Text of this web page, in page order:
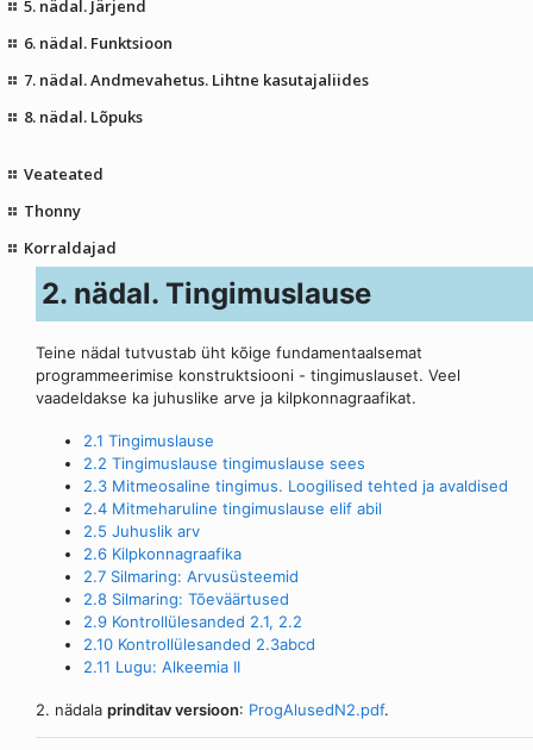
5. nädal. Järjend
6. nädal. Funktsioon
7. nädal. Andmevahetus. Lihtne kasutajaliides
8. nädal. Lõpuks
Veateated
Thonny
Korraldajad
2. nädal. Tingimuslause
Teine nädal tutvustab üht kõige fundamentaalsemat
programmeerimise konstruktsiooni - tingimuslauset. Veel
vaadeldakse ka juhuslike arve ja kilpkonnagraafikat.
2.1 Tingimuslause
2.2 Tingimuslause tingimuslause sees
2.3 Mitmeosaline tingimus. Loogilised tehted ja avaldised
2.4 Mitmeharuline tingimuslause elif abil
2.5 Juhuslik arv
2.6 Kilpkonnagraafika
2.7 Silmaring: Arvusüsteemid
2.8 Silmaring: Tõeväärtused
2.9 Kontrollülesanded 2.1, 2.2
2.10 Kontrollülesanded 2.3abcd
2.11 Lugu: Alkeemia II
2. nädala prinditav versioon: ProgAlusedN2.pdf.